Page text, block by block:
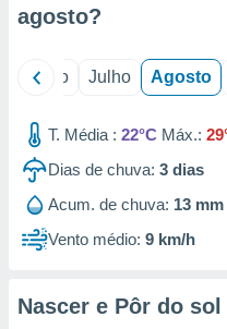
de
agosto?
Junho Julho Agosto
T. Média : 22°C Máx.:
Dias de chuva: 3 dias
Acum. de chuva: 13 mm
Vento médio: 9 km/h
Nascer e Pôr do sol